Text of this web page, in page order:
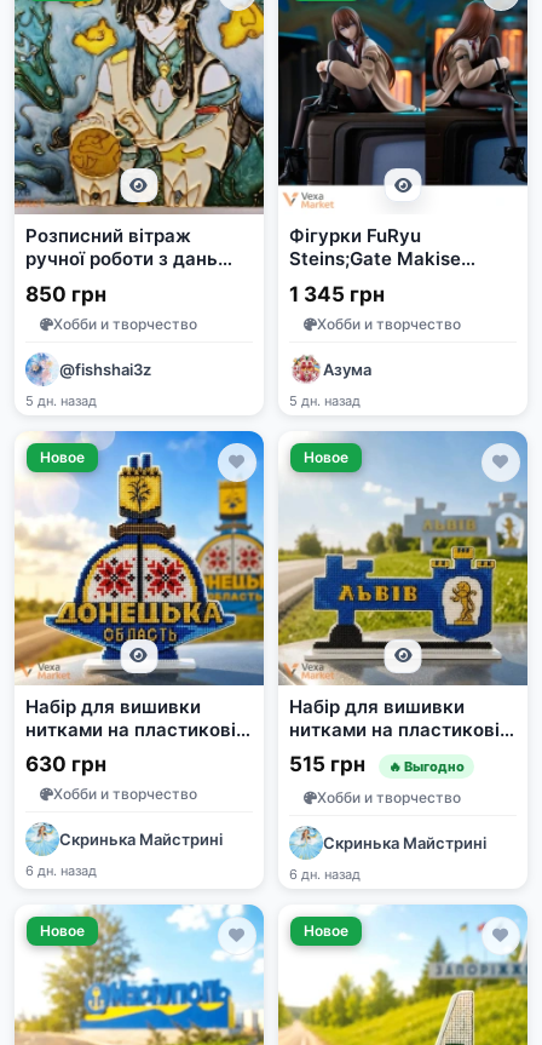
Розписний вітраж
ручної роботи з дань
хеном
850 грн
Хобби и творчество
@fishshai3z
5 дн. назад
Фігурки FuRyu
Steins;Gate Makise
Kurisu та Toradora!
Aisaka Taiga Noodle
Stopper
1 345 грн
Хобби и творчество
Азума
5 дн. назад
Новое
Набір для вишивки
нитками на пластиковій
основі «Стела
Донецька область» від
Чарівної Країни
630 грн
Хобби и творчество
Скринька Майстрині
6 дн. назад
Новое
Набір для вишивки
нитками на пластиковій
основі «Стела Львів»
від Чарівної Країни
515 грн 🔥 Выгодно
Хобби и творчество
Скринька Майстрині
6 дн. назад
Новое Новое